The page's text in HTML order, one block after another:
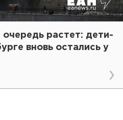
растет: дети-
вновь остались у